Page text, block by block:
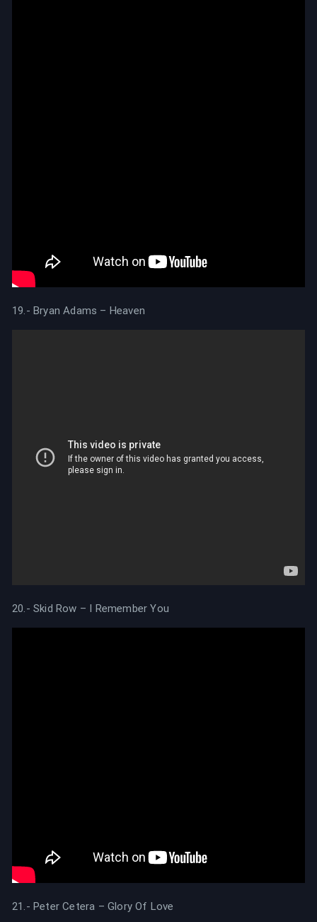
19.- Bryan Adams – Heaven
20.- Skid Row – I Remember You
21.- Peter Cetera – Glory Of Love